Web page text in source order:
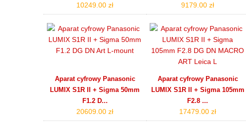
10249.00 zł 9179.00 zł
Aparat cyfrowy Panasonic
LUMIX S1R II + Sigma 50mm
F1.2 D...
20609.00 zł
Aparat cyfrowy Panasonic
LUMIX S1R II + Sigma 105mm
F2.8 ...
17479.00 zł